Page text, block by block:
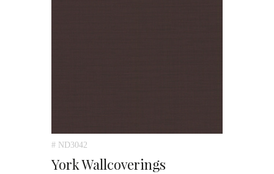
# ND3042
York Wallcoverings